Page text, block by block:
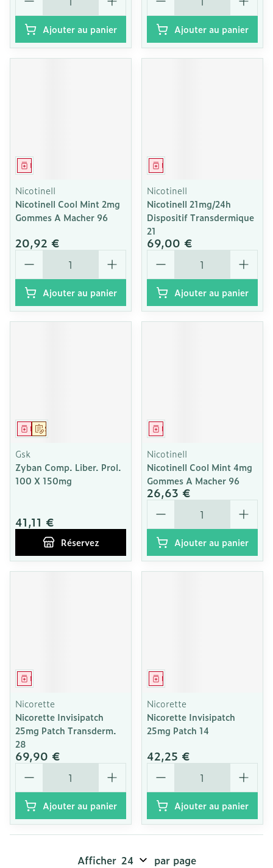
Ajouter au panier Ajouter au panier
Médicament
Nicotinell
Nicotinell Cool Mint 2mg
Gommes A Macher 96
20,92 €
Quantité
Ajouter au panier
Médicament
Nicotinell
Nicotinell 21mg/24h
Dispositif Transdermique
21
69,00 €
Quantité
Ajouter au panier
Sur prescription
Médicament
Gsk
Zyban Comp. Liber. Prol.
100 X 150mg
41,11 €
Réservez
Médicament
Nicotinell
Nicotinell Cool Mint 4mg
Gommes A Macher 96
26,63 €
Quantité
Ajouter au panier
Médicament
Nicorette
Nicorette Invisipatch
25mg Patch Transderm.
28
69,90 €
Quantité
Ajouter au panier
Médicament
Nicorette
Nicorette Invisipatch
25mg Patch 14
42,25 €
Quantité
Ajouter au panier
Afficher par page